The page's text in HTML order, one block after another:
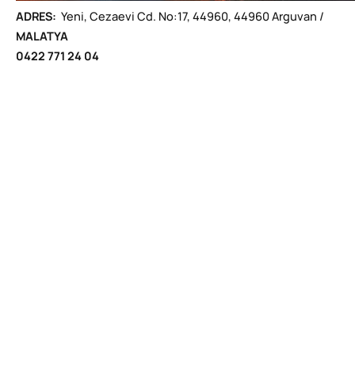
ADRES: Yeni, Cezaevi Cd. No:17, 44960, 44960 Arguvan /
MALATYA
0422 771 24 04